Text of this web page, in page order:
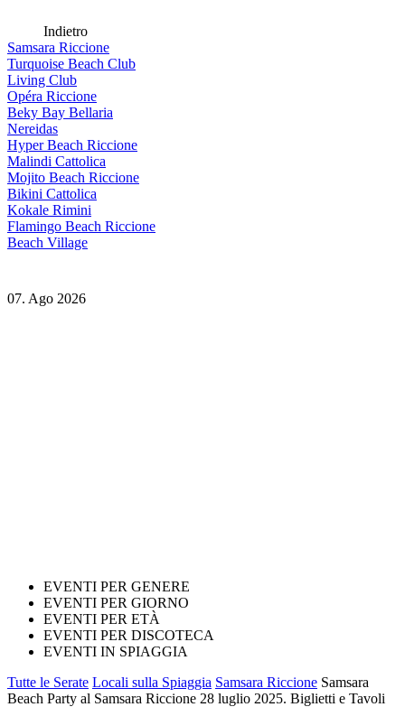
Indietro
Samsara Riccione
Turquoise Beach Club
Living Club
Opéra Riccione
Beky Bay Bellaria
Nereidas
Hyper Beach Riccione
Malindi Cattolica
Mojito Beach Riccione
Bikini Cattolica
Kokale Rimini
Flamingo Beach Riccione
Beach Village
07. Ago 2026
EVENTI PER GENERE
EVENTI PER GIORNO
EVENTI PER ETÀ
EVENTI PER DISCOTECA
EVENTI IN SPIAGGIA
Tutte le Serate Locali sulla Spiaggia Samsara Riccione Samsara
Beach Party al Samsara Riccione 28 luglio 2025. Biglietti e Tavoli